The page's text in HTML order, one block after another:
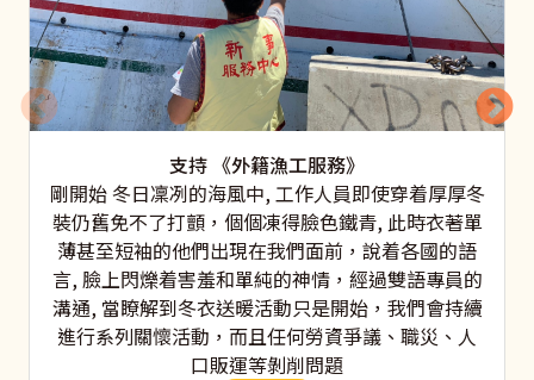
支持 《外籍漁工服務》
剛開始 冬日凜冽的海風中, 工作人員即使穿着厚厚冬
裝仍舊免不了打顫，個個凍得臉色鐵青, 此時衣著單
薄甚至短袖的他們出現在我們面前，說着各國的語
言, 臉上閃爍着害羞和單純的神情，經過雙語專員的
溝通, 當瞭解到冬衣送暖活動只是開始，我們會持續
進行系列關懷活動，而且任何勞資爭議、職災、人
口販運等剝削問題